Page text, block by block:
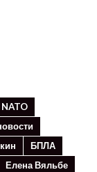
NATO
БПЛА
Елена Вяльбе